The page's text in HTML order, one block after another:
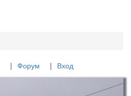
Форум Вход